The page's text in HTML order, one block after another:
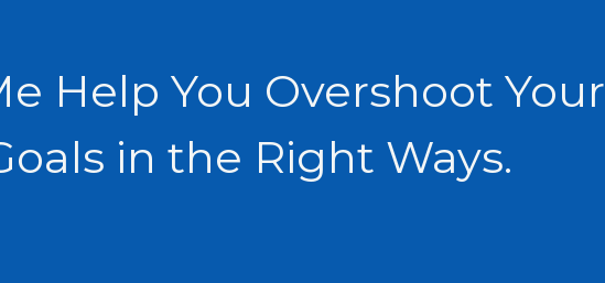
Help You Overshoot Your
in the Right Ways.